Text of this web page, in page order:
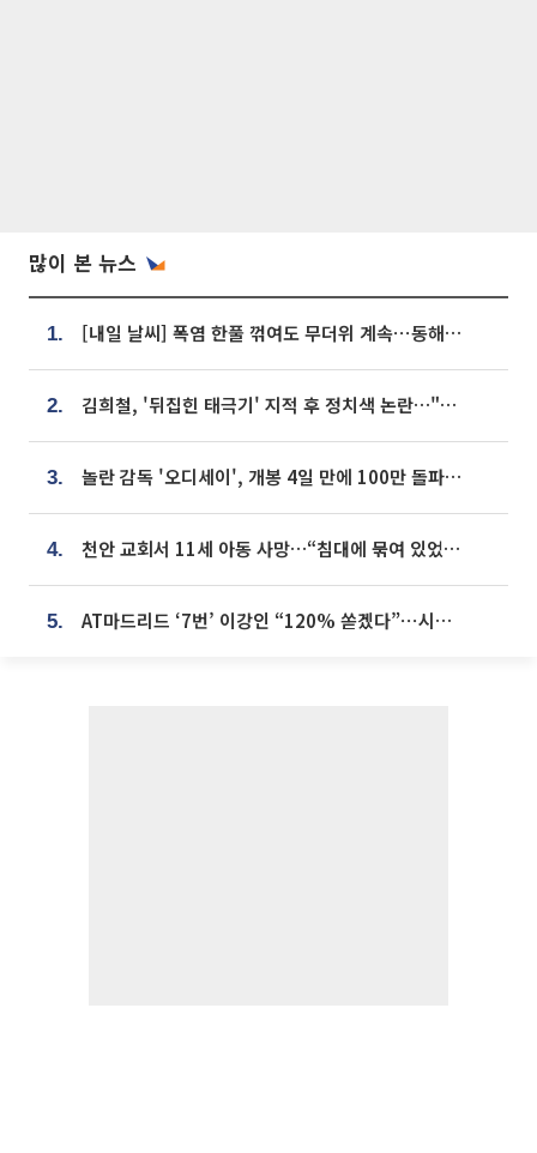
많이 본 뉴스
1. [내일 날씨] 폭염 한풀 꺾여도 무더위 계속⋯동해안 이틀 연속 비
2. 김희철, '뒤집힌 태극기' 지적 후 정치색 논란…"좌우 떠나 우리나라 국기"
3. 놀란 감독 '오디세이', 개봉 4일 만에 100만 돌파⋯'왕사남' 보다 빠르다
4. 천안 교회서 11세 아동 사망…“침대에 묶여 있었다” 진술 확보
5. AT마드리드 ‘7번’ 이강인 “120% 쏟겠다”⋯시메오네 감독 “필요한 선수”